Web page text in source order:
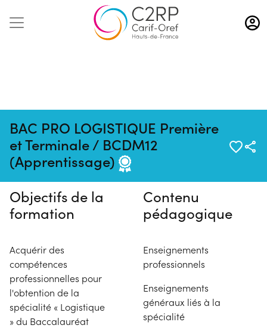
Aller
au
contenu
BAC PRO LOGISTIQUE Première
et Terminale / BCDM12
(Apprentissage)
Pas de session programmée en
ce moment
Objectifs de la
formation
Acquérir des
compétences
professionnelles pour
l'obtention de la
spécialité « Logistique
» du Baccalauréat
Contenu
pédagogique
Enseignements
professionnels
Enseignements
généraux liés à la
spécialité